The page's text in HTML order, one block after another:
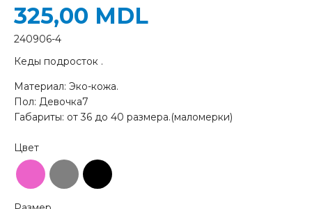
Кеды подросток .
Материал: Эко-кожа.
Пол: Девочка7
Габариты: от 36 до 40 размера.(маломерки)
325,00 MDL
240906-4